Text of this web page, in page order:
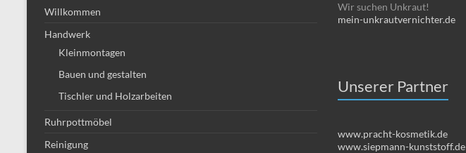
Willkommen
Handwerk
Kleinmontagen
Bauen und gestalten
Tischler und Holzarbeiten
Ruhrpottmöbel
Reinigung
Wir suchen Unkraut!
mein-unkrautvernichter.de
Unserer Partner
www.pracht-kosmetik.de
www.siepmann-kunststoff.de